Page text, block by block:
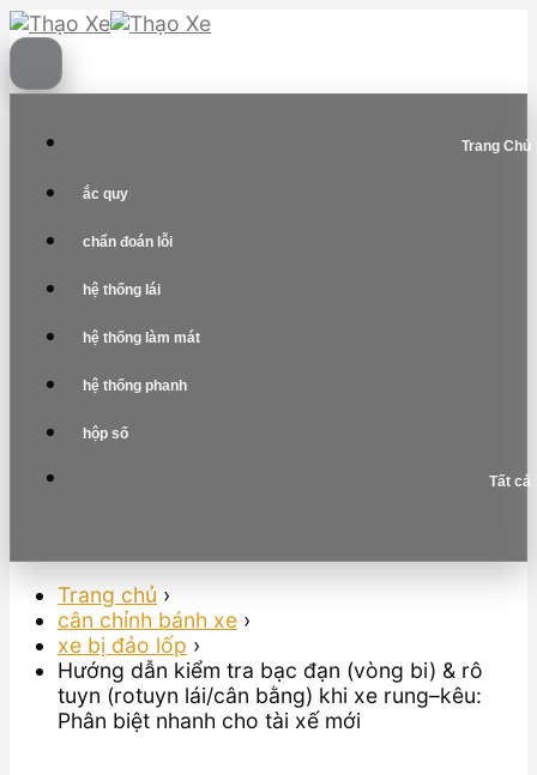
Skip
to
content
Trang Chủ
ắc quy
chẩn đoán lỗi
hệ thống lái
hệ thống làm mát
hệ thống phanh
hộp số
Tất cả
Trang chủ ›
cân chỉnh bánh xe ›
xe bị đảo lốp ›
Hướng dẫn kiểm tra bạc đạn (vòng bi) & rô
tuyn (rotuyn lái/cân bằng) khi xe rung–kêu:
Phân biệt nhanh cho tài xế mới